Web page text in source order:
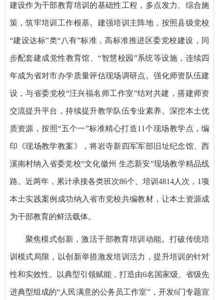
建设作为干部教育培训的基础性工程，多点发力、综合施
策，筑牢培训工作根基。建强培训主阵地，按照县级党校
“建设达标”类“八有”标准，高标准推进区委党校建设，同
步配套建成党性教育馆、“智慧校园”系统等设施，连续四
年成为省对市办学质量评估现场调研点。强化师资队伍建
设，与省委党校“汪兴福名师工作室”结对共建，搭建师资
交流提升平台，持续提升教学队伍专业素养。深挖本土优
质资源，按照“五个一”标准精心打造11个现场教学点，编
印《现场教学教案》，将岩寺新四军军部旧址纪念馆、西
溪南村纳入省委党校“文化徽州 生态新安”现场教学精品线
路。近两年，累计承接各类班次86个、培训4814人次，1项
本土实践案例成功纳入省市党校共编教材，让本土资源成
为干部教育的鲜活载体。
聚焦模式创新，激活干部教育培训动能。打破传统培
训模式局限，以创新举措激发培训活力，提升培训的针对
性和实效性。以典型引领赋能，打造由6名国家级、省级先
进典型组成的“人民满意的公务员工作室”，开发6门专题宣